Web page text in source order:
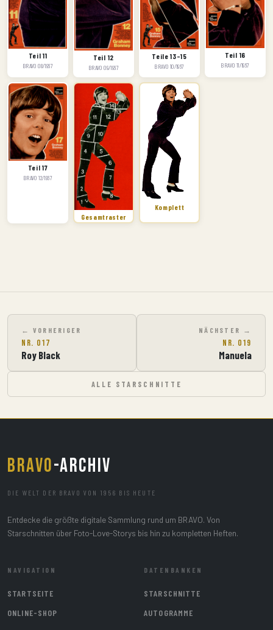
Teil 11
BRAVO 08/1967
Teil 12
BRAVO 09/1967
Teile 13–15
BRAVO 10/1967
Teil 16
BRAVO 11/1967
Teil 17
BRAVO 12/1967
Gesamtraster
Komplett
VORHERIGER
Nr. 017
Roy Black
ALLE STARSCHNITTE
NÄCHSTER
Nr. 019
Manuela
BRAVO-ARCHIV
DIE WELT DER BRAVO VON 1956 BIS HEUTE
Entdecke die größte digitale Sammlung rund um BRAVO. Von
Starschnitten über Foto-Love-Storys bis hin zu kompletten Heften.
NAVIGATION
STARTSEITE
ONLINE-SHOP
DATENBANKEN
STARSCHNITTE
AUTOGRAMME